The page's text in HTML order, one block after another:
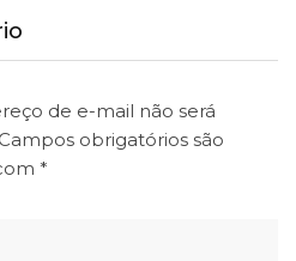
de e-mail não será
Campos obrigatórios são
*